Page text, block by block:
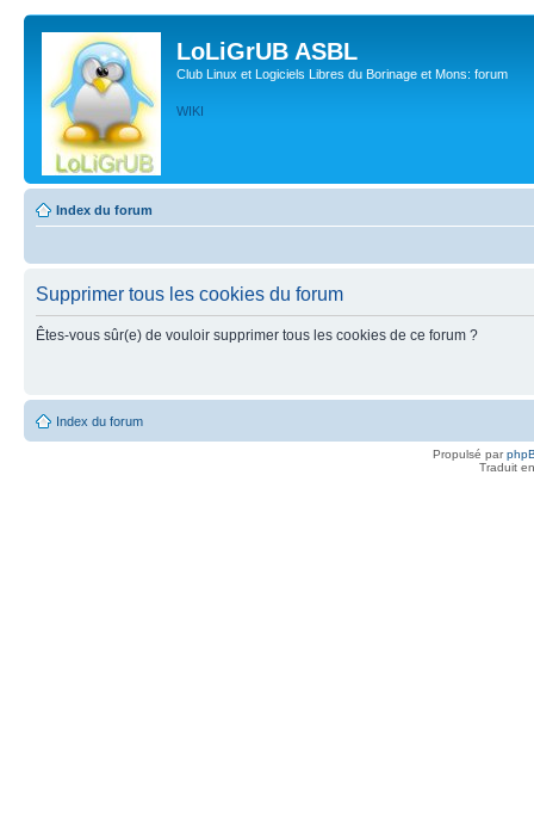
LoLiGrUB ASBL
Club Linux et Logiciels Libres du Borinage et Mons: forum
WIKI
Index du forum
Supprimer tous les cookies du forum
Êtes-vous sûr(e) de vouloir supprimer tous les cookies de ce forum ?
Index du forum
Propulsé par
Traduit